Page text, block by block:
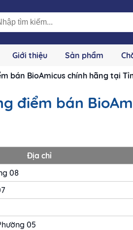
Giới thiệu Sản phẩm
bán BioAmicus chính hãng tại
điểm bán
Địa chỉ
08
05